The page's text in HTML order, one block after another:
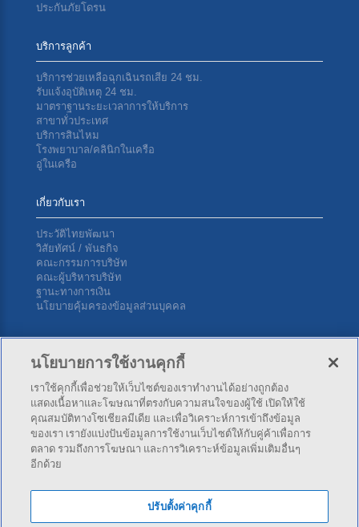
ประกันภัยโดรน
บริการลูกค้า
บริการช่วยเหลือฉุกเฉินรถเสีย 24 ชม.
รับแจ้งอุบัติเหตุ 24 ชม.
มาตราฐานระยะเวลาการให้บริการ
สาขาทั่วประเทศ
บริการสินไหม
โรงพยาบาล/คลินิกในเครือ
อู่ในเครือ
เกี่ยวกับเรา
ประวัติไทยพัฒนา
วิสัยทัศน์ / พันธกิจ
คณะกรรมการบริษัท
คณะผู้บริหารบริษัท
ฐานะทางการเงิน
นโยบายคุ้มครองข้อมูลส่วนบุคคล
ติดต่อเรา
บริษัท ไทยพัฒนาประกันภัย จำกัด (มหาชน) สำนักงานใหญ่ 34
ซ.สุขุมวิท 4 (นานาใต้) ถ.สุขุมวิท แขวงคลองเตย เขตคลองเตย กทม.
10110
โทร:02-253-4141
นโยบายการใช้งานคุกกี้
เราใช้คุกกี้เพื่อช่วยให้เว็บไซต์ของเราทำงานได้อย่างถูกต้อง
แสดงเนื้อหาและโฆษณาที่ตรงกับความสนใจของผู้ใช้ เปิดให้ใช้
คุณสมบัติทางโซเชียลมีเดีย และเพื่อวิเคราะห์การเข้าถึงข้อมูล
ของเรา เรายังแบ่งปันข้อมูลการใช้งานเว็บไซต์ให้กับคู่ค้าเพื่อการ
ตลาด รวมถึงการโฆษณา และการวิเคราะห์ข้อมูลเพิ่มเติมอื่นๆ
อีกด้วย
ปรับตั้งค่าคุกกี้